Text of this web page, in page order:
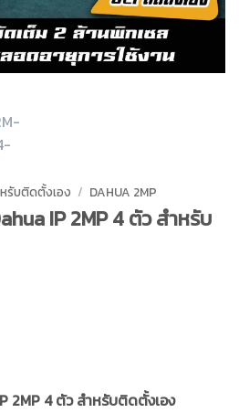
รับติดตั้งเอง / DAHUA 2MP
IP 2MP 4 ตัว สำหรับ
2MP 4 ตัว สำหรับติดตั้งเอง